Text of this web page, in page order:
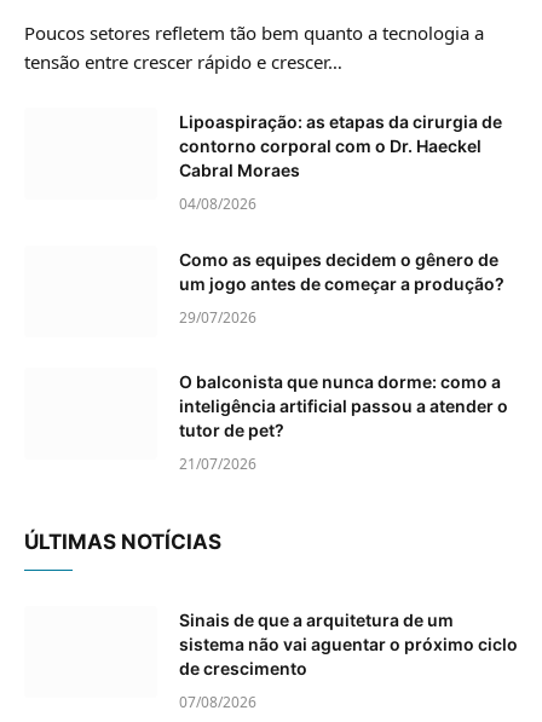
Poucos setores refletem tão bem quanto a tecnologia a
tensão entre crescer rápido e crescer…
Lipoaspiração: as etapas da cirurgia de
contorno corporal com o Dr. Haeckel
Cabral Moraes
04/08/2026
Como as equipes decidem o gênero de
um jogo antes de começar a produção?
29/07/2026
O balconista que nunca dorme: como a
inteligência artificial passou a atender o
tutor de pet?
21/07/2026
ÚLTIMAS NOTÍCIAS
Sinais de que a arquitetura de um
sistema não vai aguentar o próximo ciclo
de crescimento
07/08/2026